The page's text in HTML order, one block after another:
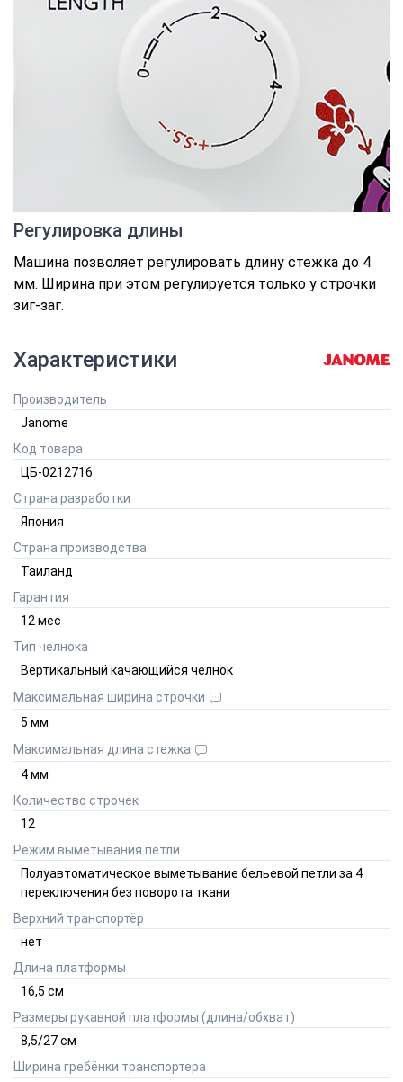
Регулировка длины
Машина позволяет регулировать длину стежка до 4
мм. Ширина при этом регулируется только у строчки
зиг-заг.
Характеристики
Производитель
Janome
Код товара
ЦБ-0212716
Страна разработки
Япония
Страна производства
Таиланд
Гарантия
12мес
Тип челнока
Вертикальный качающийся челнок
Максимальная ширина строчки
5 мм
Максимальная длина стежка
4мм
Количество строчек
12
Режим вымётывания петли
Полуавтоматическое выметывание бельевой петли за 4
переключения без поворота ткани
Верхний транспортёр
нет
Длина платформы
16,5 см
Размеры рукавной платформы (длина/обхват)
8,5/27см
Ширина гребёнки транспортера